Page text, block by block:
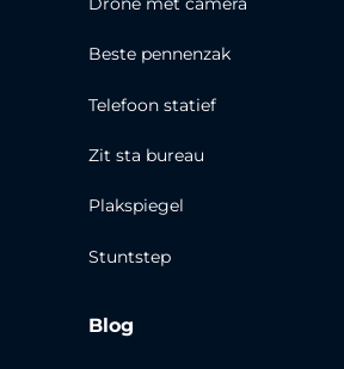
Beste pennenzak
Telefoon statief
Zit sta bureau
Plakspiegel
Stuntstep
Blog